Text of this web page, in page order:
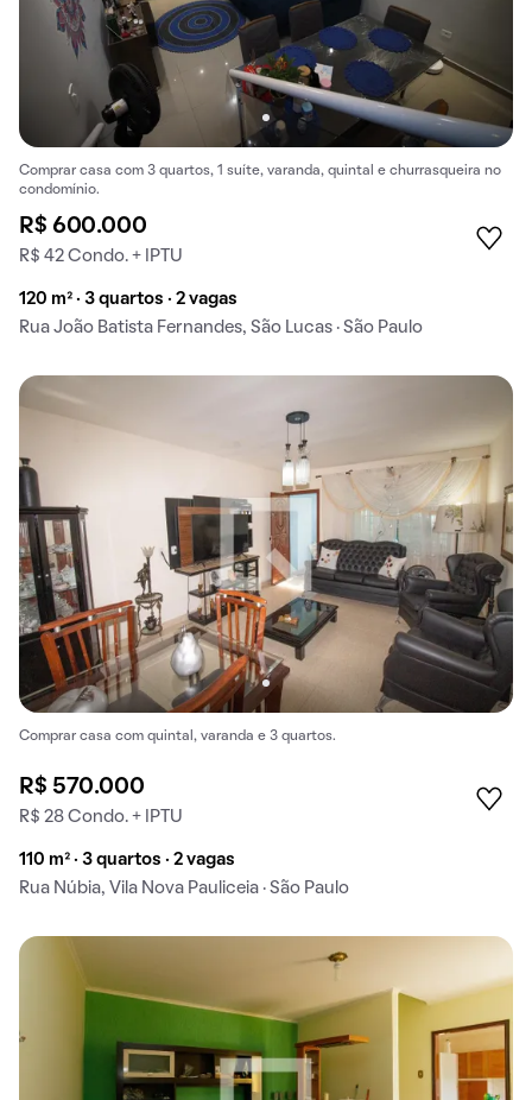
Comprar casa com 3 quartos, 1 suíte, varanda, quintal e churrasqueira no
condomínio.
R$ 600.000
R$ 42 Condo. + IPTU
120 m² · 3 quartos · 2 vagas
Rua João Batista Fernandes, São Lucas · São Paulo
Comprar casa com quintal, varanda e 3 quartos.
R$ 570.000
R$ 28 Condo. + IPTU
110 m² · 3 quartos · 2 vagas
Rua Núbia, Vila Nova Pauliceia · São Paulo